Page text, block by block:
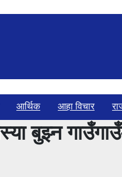
आर्थिक आहा विचार
बुझ्न